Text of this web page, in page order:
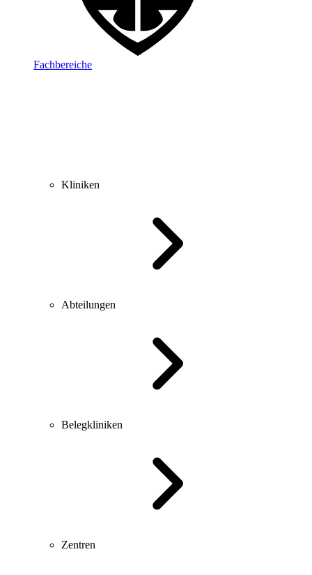
Fachbereiche
Kliniken
Abteilungen
Belegkliniken
Zentren